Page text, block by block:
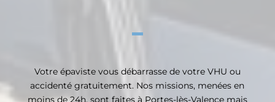
Votre épaviste vous débarrasse de votre VHU ou
accidenté gratuitement. Nos missions, menées en
moins de 24h, sont faites à Portes-lès-Valence mais